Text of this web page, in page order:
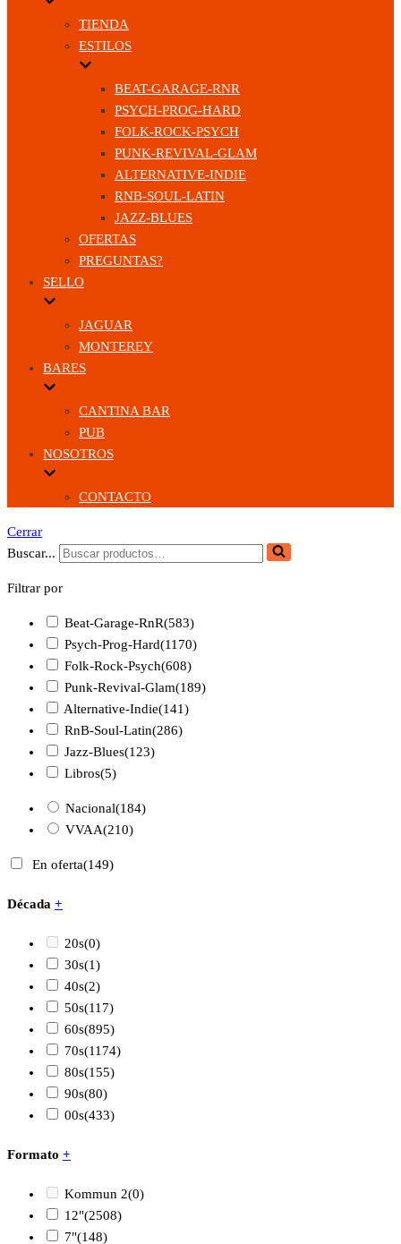
TIENDA
ESTILOS
BEAT-GARAGE-RNR
PSYCH-PROG-HARD
FOLK-ROCK-PSYCH
PUNK-REVIVAL-GLAM
ALTERNATIVE-INDIE
RNB-SOUL-LATIN
JAZZ-BLUES
OFERTAS
PREGUNTAS?
SELLO
JAGUAR
MONTEREY
BARES
CANTINA BAR
PUB
NOSOTROS
CONTACTO
Cerrar
Buscar...
Filtrar por
Beat-Garage-RnR(583)
Psych-Prog-Hard(1170)
Folk-Rock-Psych(608)
Punk-Revival-Glam(189)
Alternative-Indie(141)
RnB-Soul-Latin(286)
Jazz-Blues(123)
Libros(5)
Nacional(184)
VVAA(210)
En oferta(149)
Década +
20s(0)
30s(1)
40s(2)
50s(117)
60s(895)
70s(1174)
80s(155)
90s(80)
00s(433)
Formato +
Kommun 2(0)
12"(2508)
7"(148)